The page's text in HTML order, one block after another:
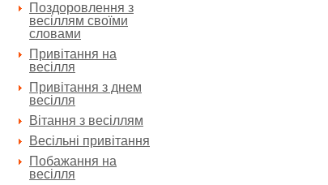
Поздоровлення з
весіллям своїми
словами
Привітання на
весілля
Привітання з днем
весілля
Вітання з весіллям
Весільні привітання
Побажання на
весілля